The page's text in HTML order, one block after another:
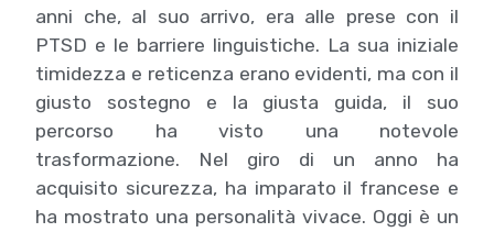
anni che, al suo arrivo, era alle prese con il
PTSD e le barriere linguistiche. La sua iniziale
timidezza e reticenza erano evidenti, ma con il
giusto sostegno e la giusta guida, il suo
percorso ha visto una notevole
trasformazione. Nel giro di un anno ha
acquisito sicurezza, ha imparato il francese e
ha mostrato una personalità vivace. Oggi è un